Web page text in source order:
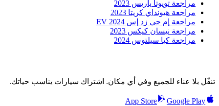
مراجعة تويوتا ياريس 2023
مراجعة هيونداي كريتا 2023
مراجعة إم جي زد إس EV 2024
مراجعة نيسان كيكس 2023
مراجعة كيا سيلتوس 2024
تنقّل بلا عناء للجميع وفي أي مكان. اشتراك سيارات يناسب حياتك.
App Store Google Play